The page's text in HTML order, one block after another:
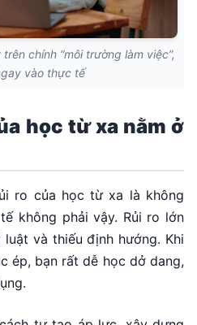
chính “môi trường làm việc”,
vào thực tế
học từ xa nằm ở
ro của học từ xa là không
không phải vậy. Rủi ro lớn
và thiếu định hướng. Khi
ép, bạn rất dễ học dở dang,